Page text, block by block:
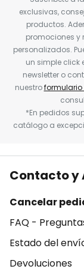
exclusivas,
productos.
promociones y
personalizados.
un simple click
newsletter o
nuestro
*En pedidos
catálogo a
Contacto y
Cancelar
FAQ -
Estado del
Devoluciones